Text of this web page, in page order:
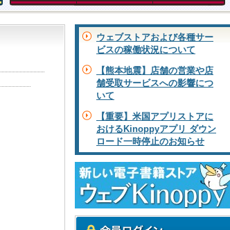
ウェブストアおよび各種サー
ビスの稼働状況について
【熊本地震】店舗の営業や店
舗受取サービスへの影響につ
いて
【重要】米国アプリストアに
おけるKinoppyアプリ ダウン
ロード一時停止のお知らせ